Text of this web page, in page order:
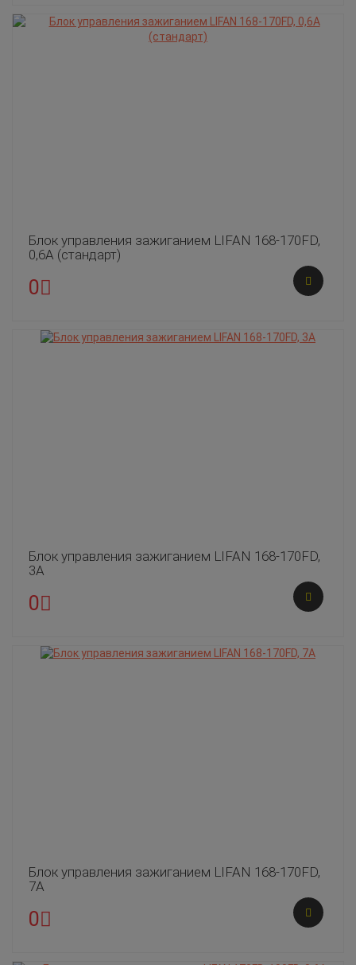
Блок управления зажиганием LIFAN 168-170FD,
0,6A (стандарт)
0
Блок управления зажиганием LIFAN 168-170FD,
3A
0
Блок управления зажиганием LIFAN 168-170FD,
7A
0